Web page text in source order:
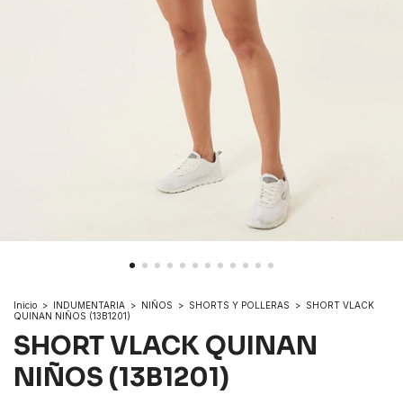
Inicio > INDUMENTARIA > NIÑOS > SHORTS Y POLLERAS > SHORT VLACK
QUINAN NIÑOS (13B1201)
SHORT VLACK QUINAN
NIÑOS (13B1201)